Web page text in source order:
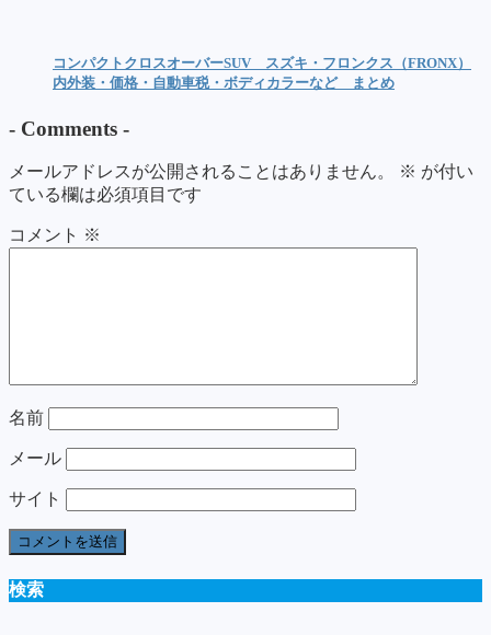
コンパクトクロスオーバーSUV スズキ・フロンクス（FRONX）
内外装・価格・自動車税・ボディカラーなど まとめ
- Comments -
メールアドレスが公開されることはありません。 ※ が付い
ている欄は必須項目です
コメント ※
名前
メール
サイト
検索